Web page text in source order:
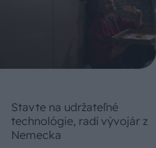
Stavte na udržateľné
technológie, radí vývojár z
Nemecka